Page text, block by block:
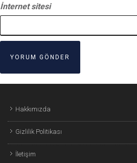
İnternet sitesi
Hakkımızda
Gizlilik Politikası
İletişim